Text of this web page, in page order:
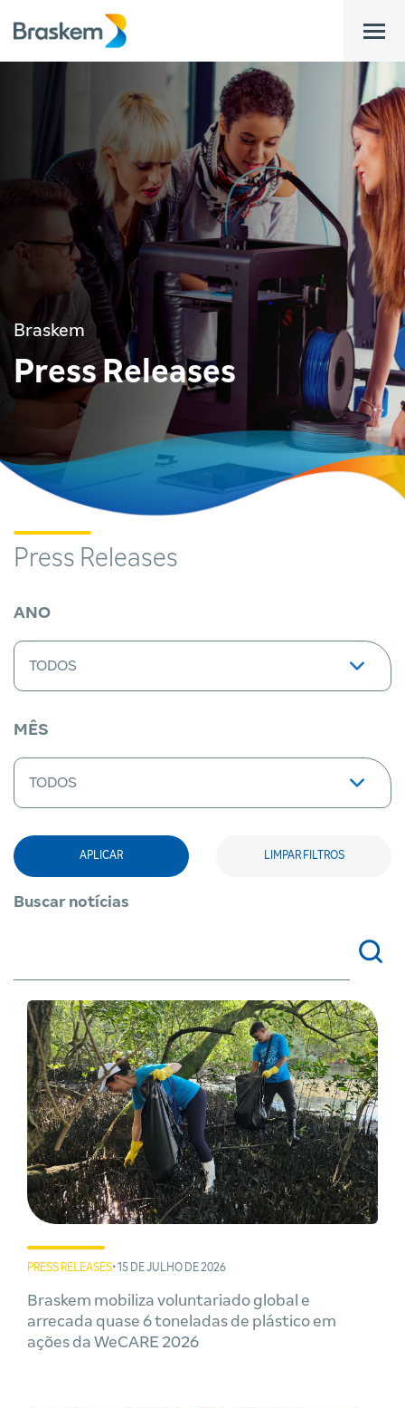
bar
Braskem
Press Releases
Press Releases
ANO
MÊS
APLICAR LIMPAR FILTROS
Buscar notícias
PRESS RELEASES• 15 DE JULHO DE 2026
Braskem mobiliza voluntariado global e
arrecada quase 6 toneladas de plástico em
ações da WeCARE 2026